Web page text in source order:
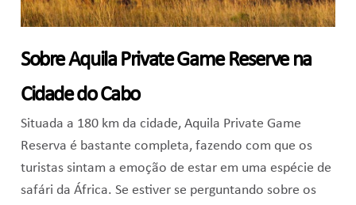
Sobre Aquila Private Game Reserve na
Cidade do Cabo
Situada a 180 km da cidade, Aquila Private Game
Reserva é bastante completa, fazendo com que os
turistas sintam a emoção de estar em uma espécie de
safári da África. Se estiver se perguntando sobre os